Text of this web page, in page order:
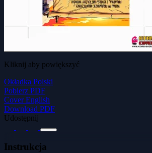
Kliknij aby powiększyć
Okładka Polski
Pobierz PDF
Cover English
Download PDF
Udostępnij
Instrukcja